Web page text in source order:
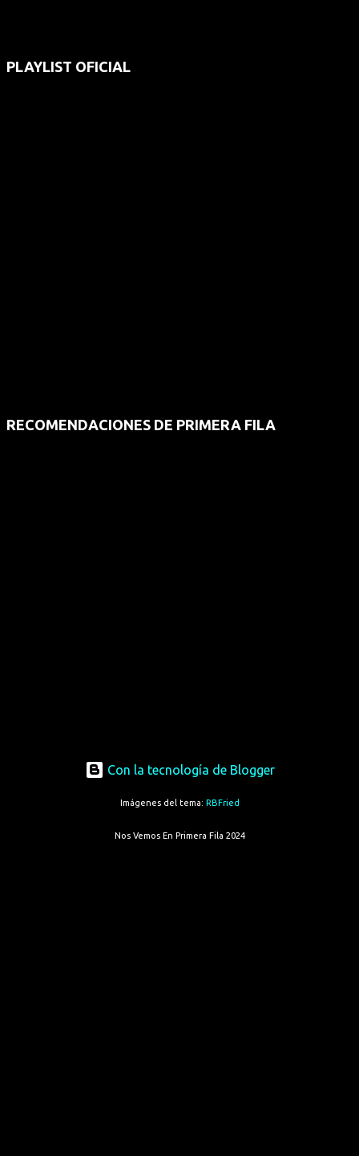
PLAYLIST OFICIAL
RECOMENDACIONES DE PRIMERA FILA
Con la tecnología de Blogger
Imágenes del tema: RBFried
Nos Vemos En Primera Fila 2024